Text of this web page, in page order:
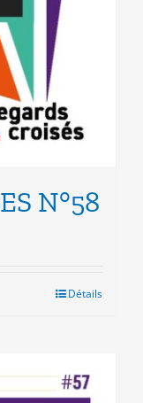
N°58
Détails